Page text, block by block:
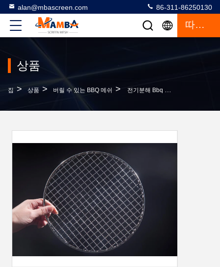
alan@mbascreen.com 86-311-86250130
따옴표
상품
집 > 상품 > 버릴 수 있는 BBQ 메쉬 > 전기분해 Bbq 요리는 32x32 스테인레스 강 그릴 메쉬를 문지릅니다